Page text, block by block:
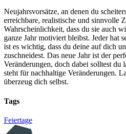
Neujahrsvorsätze, an denen du
erreichbare, realistische und sinnvolle
Wahrscheinlichkeit, dass du sie auch
ganze Jahr motiviert bleibst. Jeder hat
ist es wichtig, dass du deine auf dich
zuschneidest. Das neue Jahr ist der
Veränderungen, doch dabei solltest du
steht für nachhaltige Veränderungen.
überzeug dich selbst.
Tags
Feiertage